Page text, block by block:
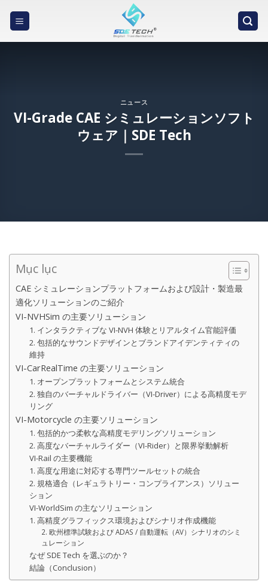
ニュース
VI-Grade CAE シミュレーションソフト
ウェア｜SDE Tech
Mục lục
CAE シミュレーションプラットフォームおよび設計・製造最
適化ソリューションのご紹介
VI-NVHSim の主要ソリューション
1. インタラクティブな VI-NVH 体験とリアルタイム官能評価
2. 包括的なサウンドデザインとブランドアイデンティティの
維持
VI-CarRealTime の主要ソリューション
1. オープンプラットフォームとシステム統合
2. 独自のバーチャルドライバー（VI-Driver）による高精度モデ
リング
VI-Motorcycle の主要ソリューション
1. 包括的かつ柔軟な高精度モデリングソリューション
2. 高度なバーチャルライダー（VI-Rider）と限界挙動解析
VI-Rail の主要機能
1. 高度な用途に対応する専門ツールセットの統合
2. 規格適合（レギュラトリー・コンプライアンス）ソリュー
ション
VI-WorldSim の主なソリューション
1. 高精度グラフィックス環境およびシナリオ作成機能
2. 欧州標準試験および ADAS / 自動運転（AV）シナリオのシミ
ュレーション
なぜ SDE Tech を選ぶのか？
結論（Conclusion）